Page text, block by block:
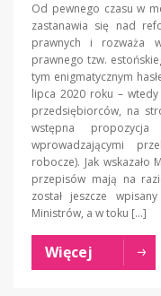
Od pewnego czasu w
zastanawia się nad
prawnych i rozważa
prawnego tzw.
tym enigmatycznym
lipca 2020 roku –
przedsiębiorców, na
wstępna
wprowadzającymi
robocze). Jak wskazało
przepisów mają na
został jeszcze
Ministrów, a w toku […]
Więcej